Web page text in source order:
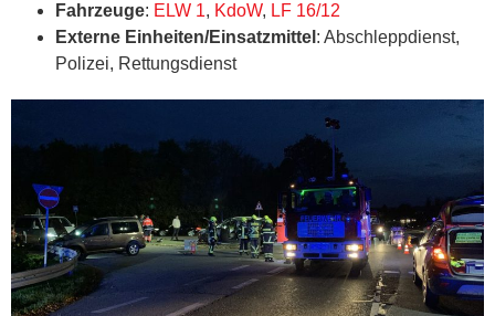
Fahrzeuge: ELW 1, KdoW, LF 16/12
Externe Einheiten/Einsatzmittel : Abschleppdienst,
Polizei, Rettungsdienst